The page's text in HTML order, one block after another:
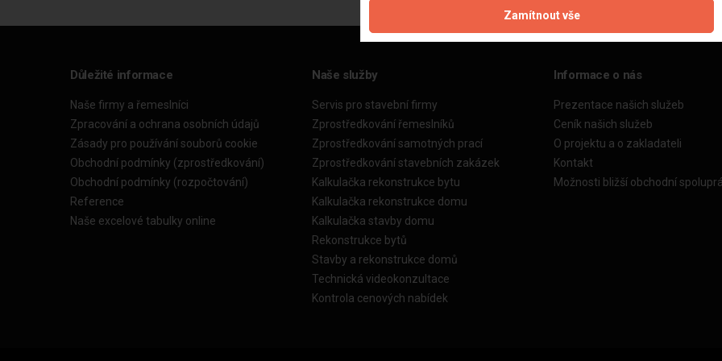
Důležité informace
Naše firmy a řemeslníci
Zpracování a ochrana osobních údajů
Zásady pro používání souborů cookie
Obchodní podmínky (zprostředkování)
Obchodní podmínky (rozpočtování)
Reference
Naše excelové tabulky online
Naše služby
Servis pro stavební firmy
Zprostředkování řemeslníků
Zprostředkování samotných prací
Zprostředkování stavebních zakázek
Kalkulačka rekonstrukce bytu
Kalkulačka rekonstrukce domu
Kalkulačka stavby domu
Rekonstrukce bytů
Stavby a rekonstrukce domů
Technická videokonzultace
Kontrola cenových nabídek
Informace o nás
Prezentace našich služeb
Ceník našich služeb
O projektu a o zakladateli
Kontakt
Možnosti bližší obchodní
Zamítnout vše